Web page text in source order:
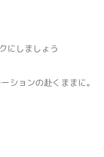
にしましょう
ションの赴くままに。